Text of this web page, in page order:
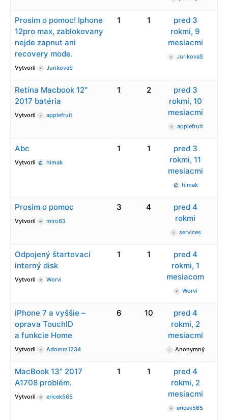
Prosim o pomoc! Iphone
12pro max, zablokovany
nejde zapnut ani
recovery mode.
Vytvoril JurikovaS
1 1
pred 3
rokmi, 9
mesiacmi
JurikovaS
Retina Macbook 12″
2017 batéria
Vytvoril applefruit
1 2
pred 3
rokmi, 10
mesiacmi
applefruit
Abc
Vytvoril himak
1 1
pred 3
rokmi, 11
mesiacmi
himak
Prosim o pomoc
Vytvoril miro63
3 4
pred 4
rokmi
services
Odpojený štartovací
interný disk
Vytvoril Worvi
1 1
pred 4
rokmi, 1
mesiacom
Worvi
iPhone 7 a vyššie –
oprava TouchID
a funkcie Home
Vytvoril Adomm1234
6 10
pred 4
rokmi, 2
mesiacmi
Anonymný
MacBook 13” 2017
A1708 problém.
Vytvoril ericek565
1 1
pred 4
rokmi, 2
mesiacmi
ericek565